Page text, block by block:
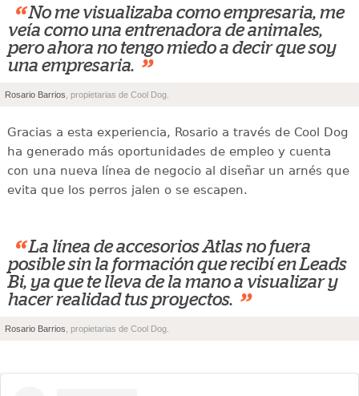
“ No me visualizaba como empresaria, me
veía como una entrenadora de animales,
pero ahora no tengo miedo a decir que soy
una empresaria. ”
Rosario Barrios , propietarias de Cool Dog.
Gracias a esta experiencia, Rosario a través de Cool Dog
ha generado más oportunidades de empleo y cuenta
con una nueva línea de negocio al diseñar un arnés que
evita que los perros jalen o se escapen.
“ La línea de accesorios Atlas no fuera
posible sin la formación que recibí en Leads
Bi, ya que te lleva de la mano a visualizar y
hacer realidad tus proyectos. ”
Rosario Barrios , propietarias de Cool Dog.